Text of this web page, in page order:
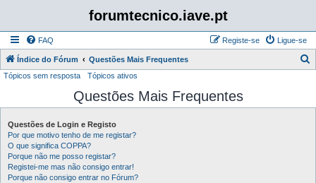
forumtecnico.iave.pt
FAQ Ligue-se
Registe-se
Índice do Fórum Questões Mais Frequentes
q
Tópicos sem resposta Tópicos ativos
Questões Mais Frequentes
Questões de Login e Registo
Por que motivo tenho de me registar?
O que significa COPPA?
Porque não me posso registar?
Registei-me mas não consigo entrar!
Porque não consigo entrar no Fórum?